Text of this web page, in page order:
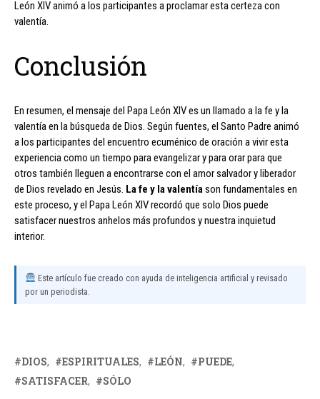
León XIV animó a los participantes a proclamar esta certeza con
valentía.
Conclusión
En resumen, el mensaje del Papa León XIV es un llamado a la fe y la
valentía en la búsqueda de Dios. Según fuentes, el Santo Padre animó
a los participantes del encuentro ecuménico de oración a vivir esta
experiencia como un tiempo para evangelizar y para orar para que
otros también lleguen a encontrarse con el amor salvador y liberador
de Dios revelado en Jesús. La fe y la valentíason fundamentales en
este proceso, y el Papa León XIV recordó que solo Dios puede
satisfacer nuestros anhelos más profundos y nuestra inquietud
interior.
Este artículo fue creado con ayuda de inteligencia artificial y revisado
por un periodista.
DIOS ESPIRITUALES LEÓN
PUEDE
SATISFACER
SÓLO